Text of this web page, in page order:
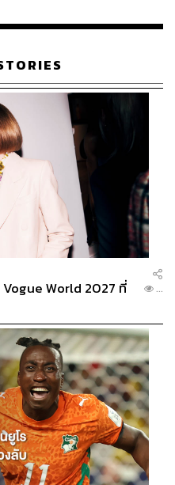
World 2027 ที่
...